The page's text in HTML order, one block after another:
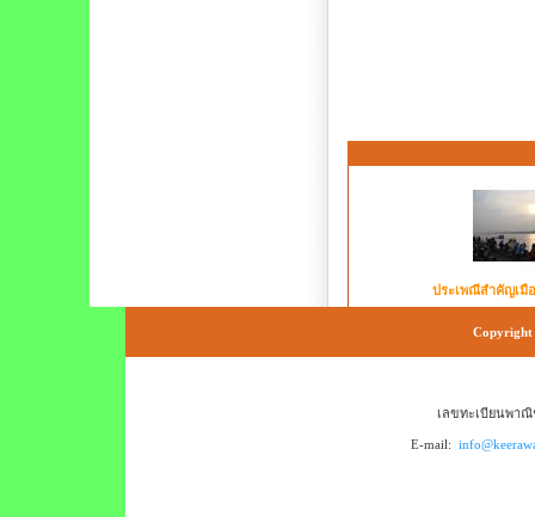
ประเพณีสำคัญเมื
Copyright
เลขทะเบียนพาณิ
E-mail: